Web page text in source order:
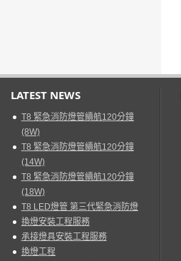
LATEST NEWS
T8 緊急消防燈管續航120分鐘
(8W)
T8 緊急消防燈管續航120分鐘
(14W)
T8 緊急消防燈管續航120分鐘
(18W)
T8 LED燈管 第三代緊急消防燈
換燈安裝工程服務
承接燈具安裝工程服務
換燈工程